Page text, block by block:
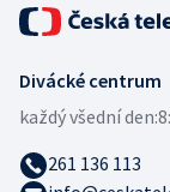
Divácké centrum
každý všední den:
261 136 113